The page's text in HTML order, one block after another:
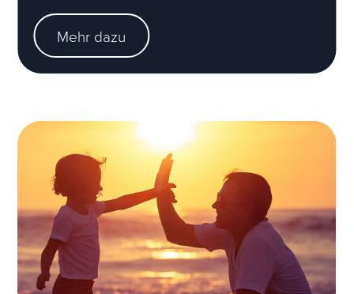
Mehr dazu